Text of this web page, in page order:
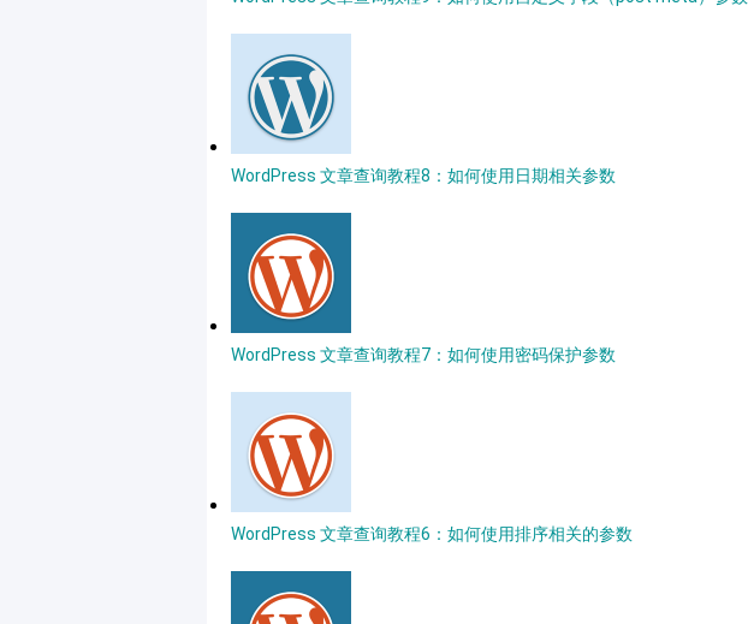
WordPress 文章查询教程8：如何使用日期相关参数
WordPress 文章查询教程7：如何使用密码保护参数
WordPress 文章查询教程6：如何使用排序相关的参数